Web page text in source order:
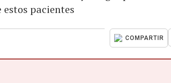
pacientes
COMPARTIR